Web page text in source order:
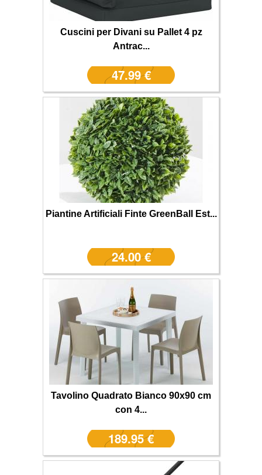
Cuscini per Divani su Pallet 4 pz
Antrac...
47.99 €
Piantine Artificiali Finte GreenBall Est...
24.00 €
Tavolino Quadrato Bianco 90x90 cm
con 4...
189.95 €